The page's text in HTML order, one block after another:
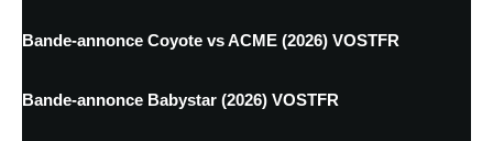
Bande-annonce Coyote vs ACME (2026) VOSTFR
Bande-annonce Babystar (2026) VOSTFR